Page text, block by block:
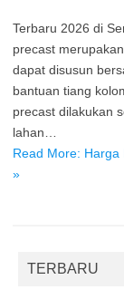
Terbaru 2026 di
precast
dapat disusun
bantuan tiang
precast dilakukan
lahan…
Read More:
»
TERBARU